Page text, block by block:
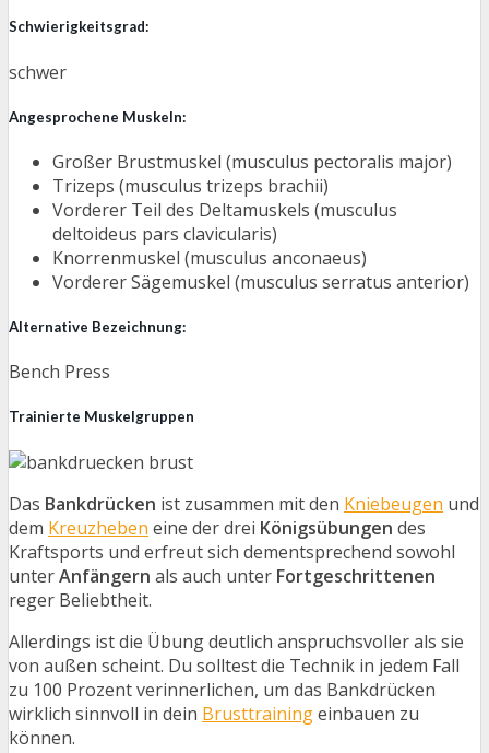
Schwierigkeitsgrad:
schwer
Angesprochene Muskeln:
Großer Brustmuskel (musculus pectoralis major)
Trizeps (musculus trizeps brachii)
Vorderer Teil des Deltamuskels (musculus
deltoideus pars clavicularis)
Knorrenmuskel (musculus anconaeus)
Vorderer Sägemuskel (musculus serratus anterior)
Alternative Bezeichnung:
Bench Press
Trainierte Muskelgruppen
Das Bankdrücken ist zusammen mit den Kniebeugen und
dem Kreuzheben eine der drei Königsübungen des
Kraftsports und erfreut sich dementsprechend sowohl
unterAnfängern als auch unter Fortgeschrittenen
reger Beliebtheit.
Allerdings ist die Übung deutlich anspruchsvoller als sie
von außen scheint. Du solltest die Technik in jedem Fall
zu 100 Prozent verinnerlichen, um das Bankdrücken
wirklich sinnvoll in dein Brusttrainingeinbauen zu
können.